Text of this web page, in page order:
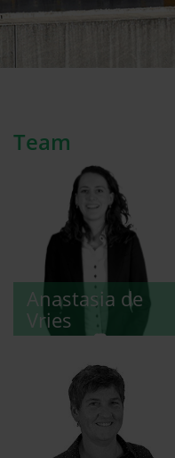
Team
Anastasia de
Vries